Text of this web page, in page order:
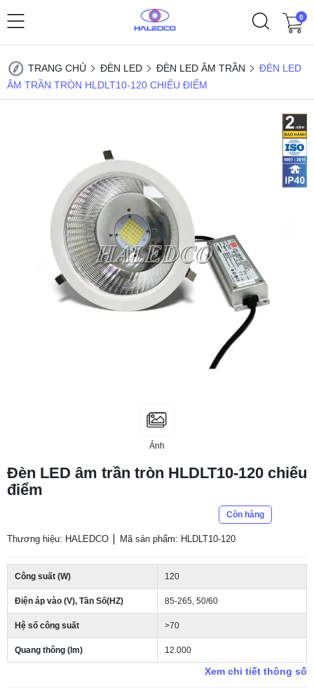
0
TRANG CHỦ ĐÈN LED ĐÈN LED ÂM TRẦN
ĐÈN LED
ÂM TRẦN TRÒN HLDLT10-120 CHIẾU ĐIỂM
Ảnh
Đèn LED âm trần tròn HLDLT10-120 chiếu
điểm
Còn hàng
Thương hiệu: HALEDCO Mã sản phẩm: HLDLT10-120
Công suất (W) 120
Điện áp vào (V), Tần Số(HZ) 85-265, 50/60
Hệ số công suất >70
Quang thông (lm) 12.000
Xem chi tiết thông số